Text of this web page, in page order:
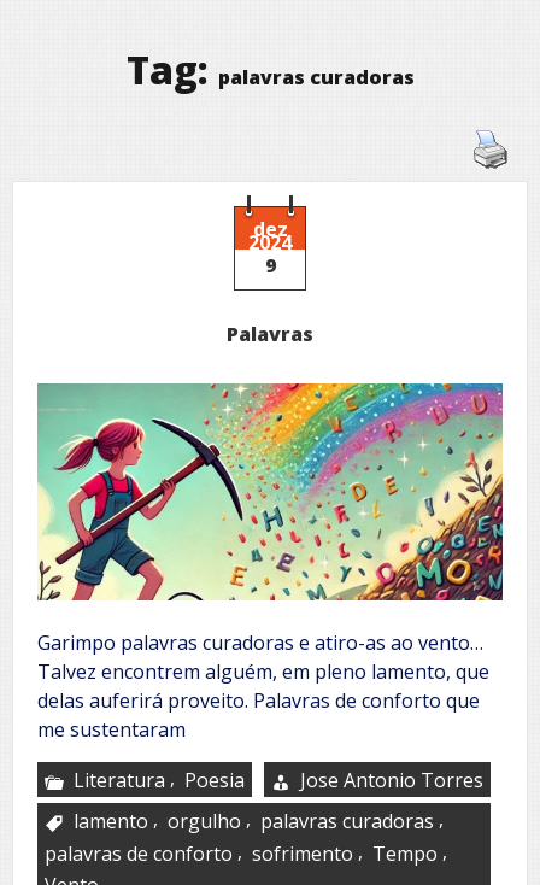
Tag: palavras curadoras
dez
2024
9
Palavras
Garimpo palavras curadoras e atiro-as ao vento…
Talvez encontrem alguém, em pleno lamento, que
delas auferirá proveito. Palavras de conforto que
me sustentaram
Literatura , Poesia
Jose Antonio Torres
lamento , orgulho , palavras curadoras ,
palavras de conforto , sofrimento , Tempo ,